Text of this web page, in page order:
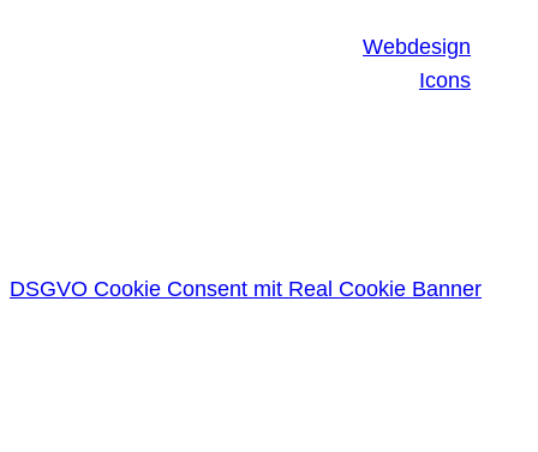
Webdesign
Icons
DSGVO Cookie Consent mit Real Cookie Banner